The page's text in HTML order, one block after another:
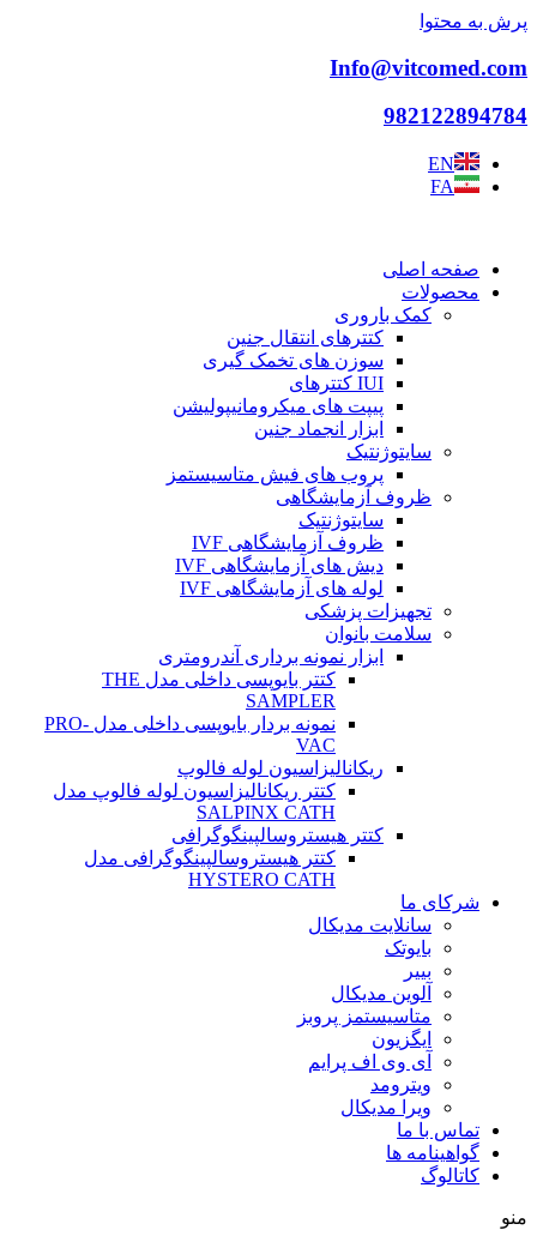
پرش به محتوا
Info@vitcomed.com
982122894784
EN
FA
صفحه اصلی
محصولات
کمک باروری
کتترهای انتقال جنین
سوزن های تخمک گیری
IUI کتترهای
پیپت های میکرومانیپولیشن
ابزار انجماد جنین
سایتوژنتیک
پروب های فیش متاسیستمز
ظروف آزمایشگاهی
سایتوژنتیک
ظروف آزمایشگاهی IVF
دیش های آزمایشگاهی IVF
لوله های آزمایشگاهی IVF
تجهیزات پزشکی
سلامت بانوان
ابزار نمونه برداری آندرومتری
کتتر بایوپسی داخلی مدل THE
SAMPLER
نمونه بردار بایوپسی داخلی مدل PRO-
VAC
ریکانالیزاسیون لوله فالوپ
کتتر ریکانالیزاسیون لوله فالوپ مدل
SALPINX CATH
کتتر هیستروسالپینگوگرافی
کتتر هیستروسالپینگوگرافی مدل
HYSTERO CATH
شرکای ما
سانلایت مدیکال
بایوتک
بییر
آلوین مدیکال
متاسیستمز پروبز
ایگزیون
آی وی اف پرایم
ویترومد
ویرا مدیکال
تماس با ما
گواهینامه ها
کاتالوگ
منو